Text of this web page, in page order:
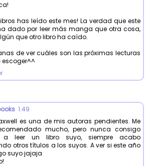
has leído este mes! La verdad que este
dado por leer más manga que otra cosa,
que otro libro ha caído.
de ver cuáles son las próximas lecturas
escoger^^
1:49
es una de mis autoras pendientes. Me
mucho, pero nunca consigo
a leer un libro suyo, siempre acabo
otros títulos a los suyos. A ver si este año
suyo jajaja